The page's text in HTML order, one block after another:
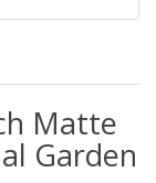
Matte
Garden